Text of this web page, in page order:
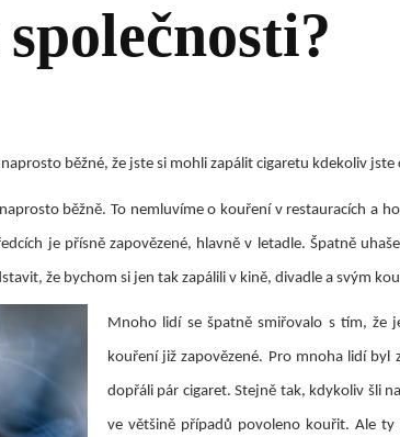
běžné, že jste si mohli zapálit cigaretu kdekoliv jste
běžně. To nemluvíme o kouření v restauracích a
je přísně zapovězené, hlavně v letadle. Špatně
že bychom si jen tak zapálili v kině, divadle a svým
Mnoho lidí se špatně smiřovalo s tím, že
kouření již zapovězené. Pro mnoha lidí byl
dopřáli pár cigaret. Stejně tak, kdykoliv šli
ve většině případů povoleno kouřit. Ale